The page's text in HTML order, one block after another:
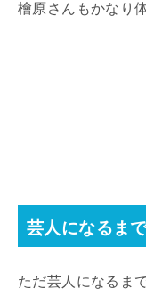
檜原さんもかなり
芸人になるま
ただ芸人になるま